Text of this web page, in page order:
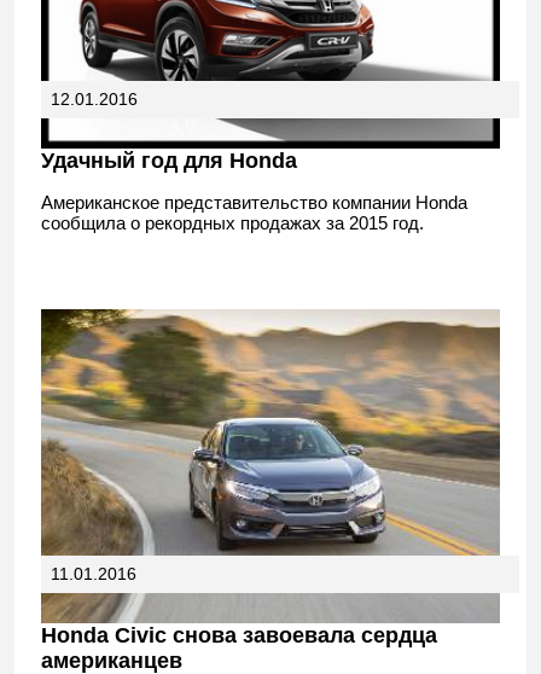
12.01.2016
Удачный год для Honda
Американское представительство компании Honda
сообщила о рекордных продажах за 2015 год.
11.01.2016
Honda Civic снова завоевала сердца
американцев